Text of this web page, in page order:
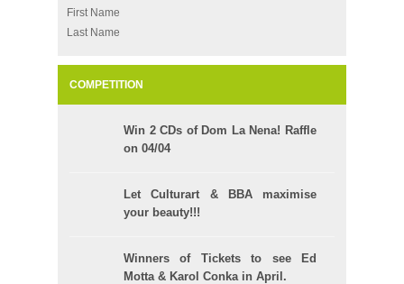
First Name
Last Name
COMPETITION
Win 2 CDs of Dom La Nena! Raffle
on 04/04
Let Culturart & BBA maximise
your beauty!!!
Winners of Tickets to see Ed
Motta & Karol Conka in April.